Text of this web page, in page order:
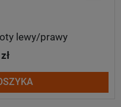
lewy/prawy